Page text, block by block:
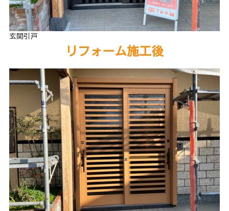
玄関引戸
リフォーム施工後